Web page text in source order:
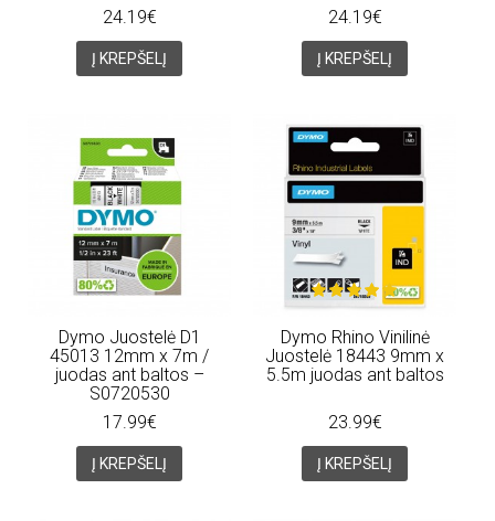
24.19€
Į KREPŠELĮ
24.19€
Į KREPŠELĮ
Dymo Juostelė D1
45013 12mm x 7m /
juodas ant baltos –
S0720530
17.99€
Į KREPŠELĮ
Dymo Rhino Vinilinė
Juostelė 18443 9mm x
5.5m juodas ant baltos
23.99€
Į KREPŠELĮ